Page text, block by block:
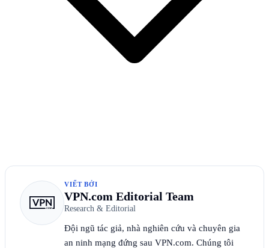
VIẾT BỞI
VPN.com Editorial Team
Research & Editorial
Đội ngũ tác giả, nhà nghiên cứu và chuyên gia
an ninh mạng đứng sau VPN.com. Chúng tôi